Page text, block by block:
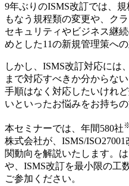
9年ぶりのISMS改訂では、
もなう規程類の変更や、ク
セキュリティやビジネス継
めとした11の新規管理策へ
しかし、ISMS改訂対応には
まで対応すべきか分からな
手順はなく対応したいけれ
いといったお悩みをお持ち
本セミナーでは、年間580社
株式会社が、 ISMS/
関動向を解説いたします。
や、ISMS改訂を最小限の工
ご参加ください。